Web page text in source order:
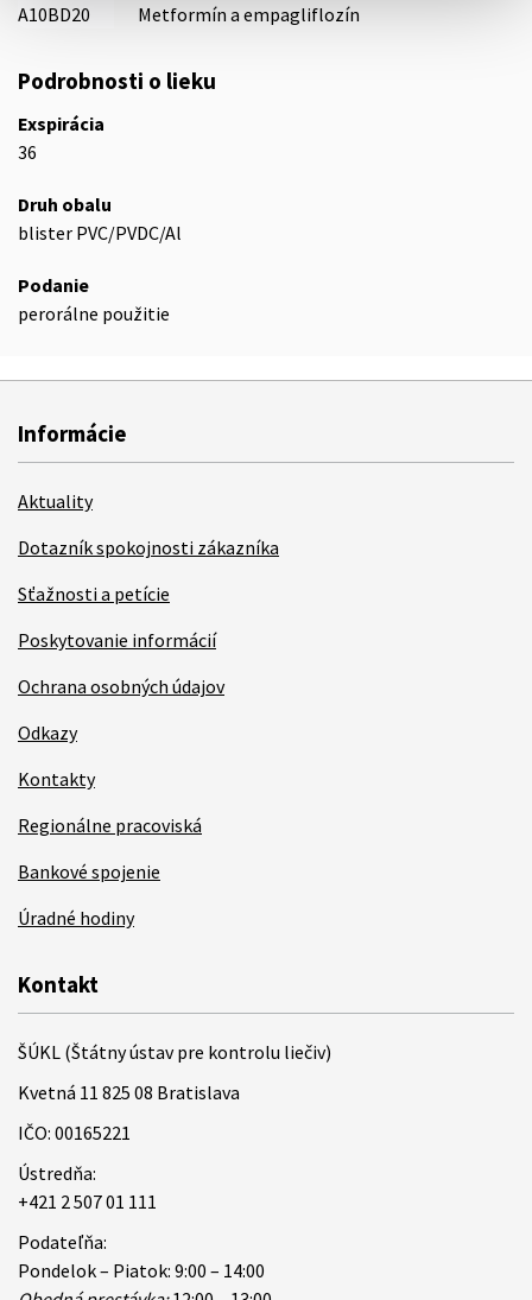
A10BD20
Metformín a empagliflozín
Podrobnosti o lieku
Exspirácia
36
Druh obalu
blister PVC/PVDC/Al
Podanie
perorálne použitie
Informácie
Aktuality
Dotazník spokojnosti zákazníka
Sťažnosti a petície
Poskytovanie informácií
Ochrana osobných údajov
Odkazy
Kontakty
Regionálne pracoviská
Bankové spojenie
Úradné hodiny
Kontakt
ŠÚKL (Štátny ústav pre kontrolu liečiv)
Kvetná 11 825 08 Bratislava
IČO: 00165221
Ústredňa:
+421 2 507 01 111
Podateľňa:
Pondelok – Piatok: 9:00 – 14:00